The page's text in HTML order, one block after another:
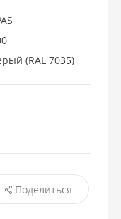
(RAL 7035)
Поделиться